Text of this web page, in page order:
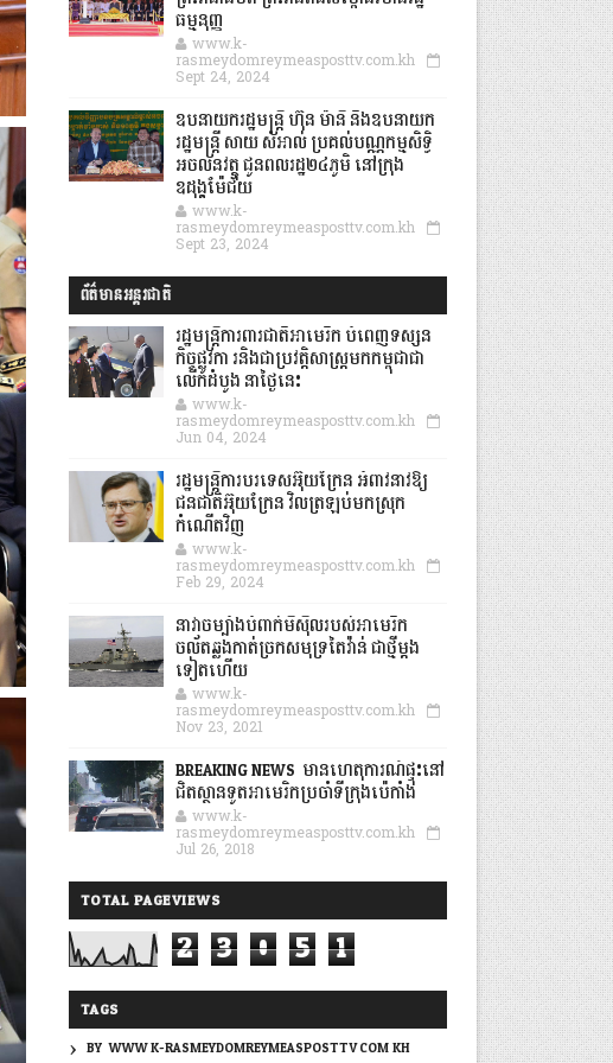
ធម្មនុញ្ញ
www.k-
rasmeydomreymeasposttv.com.kh
Sept 24, 2024
ឧបនាយករដ្ឋមន្ដ្រី ហ៊ុន ម៉ានី និងឧបនាយក
រដ្ឋមន្ដ្រី សាយ សំអាល់ ប្រគល់បណ្ណកម្មសិទ្ធិ
អចលនវត្ថុ ជូនពលរដ្ឋ២៤ភូមិ នៅក្រុង
ឧដុង្គម៉ែជ័យ
www.k-
rasmeydomreymeasposttv.com.kh
Sept 23, 2024
ព័ត៌មានអន្តរជាតិ
រដ្ឋមន្រ្តីការពារជាតិអាមេរិក បំពេញទស្សន
កិច្ចផ្លូវកា រនិងជាប្រវត្តិសាស្រ្តមកកម្ពុជាជា
លើកដំបូង នាថ្ងៃនេះ
www.k-
rasmeydomreymeasposttv.com.kh
Jun 04, 2024
រដ្ឋមន្ត្រីការបរទេសអ៊ុយក្រែន អំពាវនាវឱ្យ
ជនជាតិអ៊ុយក្រែន វិលត្រឡប់មកស្រុក
កំណើតវិញ
www.k-
rasmeydomreymeasposttv.com.kh
Feb 29, 2024
នាវាចម្បាំងបំពាក់មីស៊ីលរបស់អាមេរិក
ចល័តឆ្លងកាត់ច្រកសមុទ្រតៃវ៉ាន់ ជាថ្មីម្តង
ទៀតហើយ
www.k-
rasmeydomreymeasposttv.com.kh
Nov 23, 2021
BREAKING NEWS: មានហេតុការណ៍ផ្ទុះនៅ
ជិតស្ថានទូតអាមេរិកប្រចាំទីក្រុងប៉េកាំង
www.k-
rasmeydomreymeasposttv.com.kh
Jul 26, 2018
TOTAL PAGEVIEWS
2 3 0 5 1
TAGS
BY: WWW.K-RASMEYDOMREYMEASPOSTTV.COM.KH